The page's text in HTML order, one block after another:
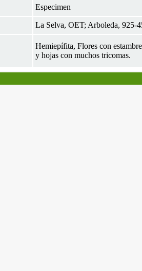
Especimen
La Selva, OET; Arboleda, 925-
Hemiepífita, Flores con
y hojas con muchos tricomas.